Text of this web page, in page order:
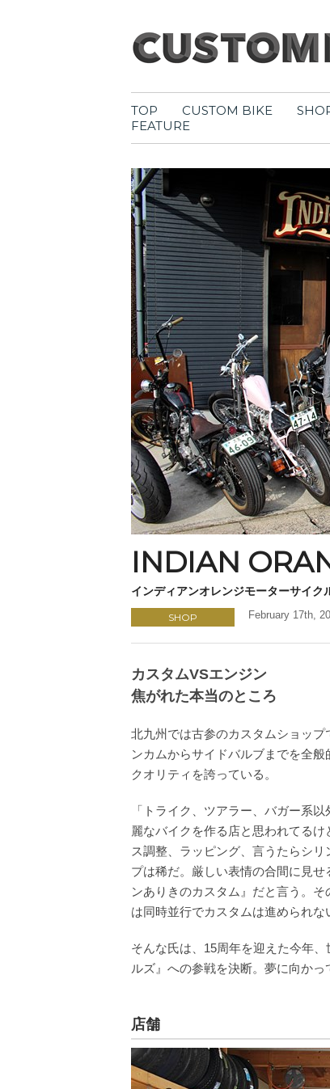
TOP CUSTOM BIKE
FEATURE
INDIAN
インディアンオレンジモーターサイク
SHOP February 17th,
カスタムVSエンジン
焦がれた本当のところ
北九州では古参のカスタムショッ
ンカムからサイドバルブまでを全
クオリティを誇っている。
「トライク、ツアラー、バガー系
麗なバイクを作る店と思われてる
ス調整、ラッピング、言うたらシ
プは稀だ。厳しい表情の合間に見
ンありきのカスタム』だと言う。
は同時並行でカスタムは進められな
そんな氏は、15周年を迎えた今年
ルズ』への参戦を決断。夢に向かっ
店舗